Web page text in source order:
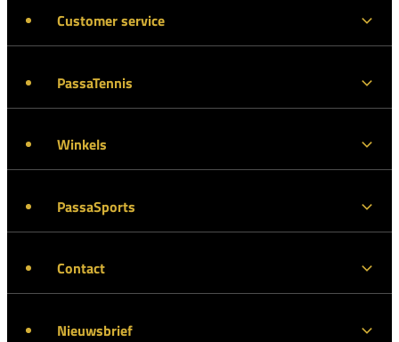
Customer service
PassaTennis
Winkels
PassaSports
Contact
Nieuwsbrief